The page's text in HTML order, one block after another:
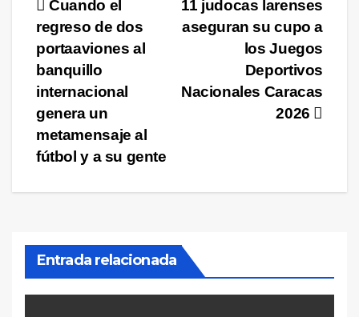
Navegación
de
entradas
11 judocas larenses
aseguran su cupo a
los Juegos
Deportivos
Nacionales Caracas
2026
Cuando el
regreso de dos
portaaviones al
banquillo
internacional
genera un
metamensaje al
fútbol y a su gente
Entrada relacionada